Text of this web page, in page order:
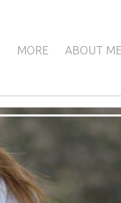
MORE ABOUT ME